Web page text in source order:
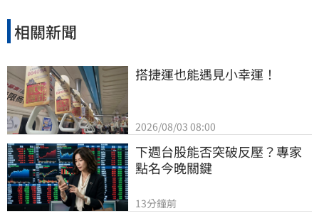
員權益獲得實質保障與完善照顧。
相關新聞
搭捷運也能遇見小幸運！
2026/08/03 08:00
下週台股能否突破反壓？專家
點名今晚關鍵
13分鐘前